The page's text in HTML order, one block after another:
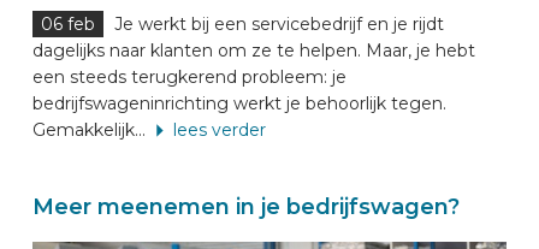
06 feb
Je werkt bij een servicebedrijf en je rijdt
dagelijks naar klanten om ze te helpen. Maar, je hebt
een steeds terugkerend probleem: je
bedrijfswageninrichting werkt je behoorlijk tegen.
Gemakkelijk...
lees verder
Meer meenemen in je bedrijfswagen?